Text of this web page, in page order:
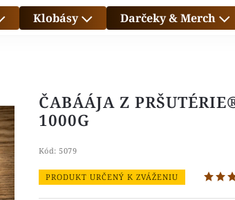
Klobásy Darčeky & Merch
ČABÁÁJA Z
1000G
Kód: 5079
PRODUKT URČENÝ K ZVÁŽENIU